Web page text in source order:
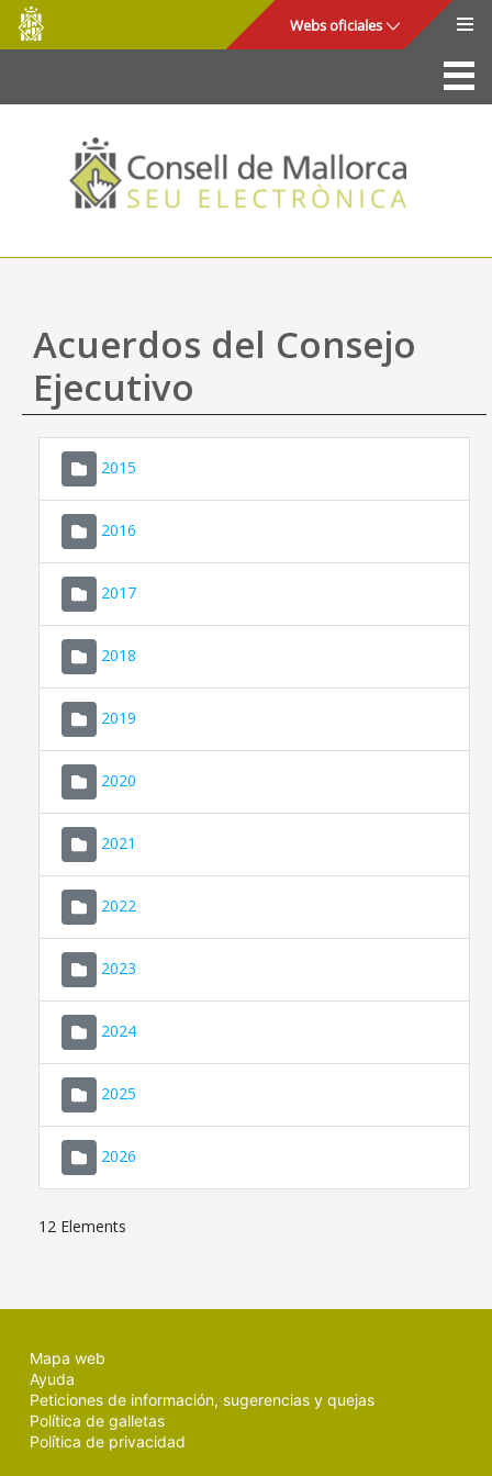
Saltar al contenido principal
Consell
de
Mallorca
Webs oficiales
La Sede
Consejo de Mallorca
Acceso y seguridad
Utilidades
Mapa web
Ayuda
Acuerdos del Consejo
Ejecutivo
2015
2016
2017
2018
2019
2020
2021
2022
2023
2024
2025
2026
12 Elements
Mapa web
Ayuda
Peticiones de información, sugerencias y quejas
Política de galletas
Política de privacidad